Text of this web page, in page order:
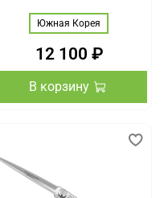
Южная Корея
12 100 ₽
В корзину